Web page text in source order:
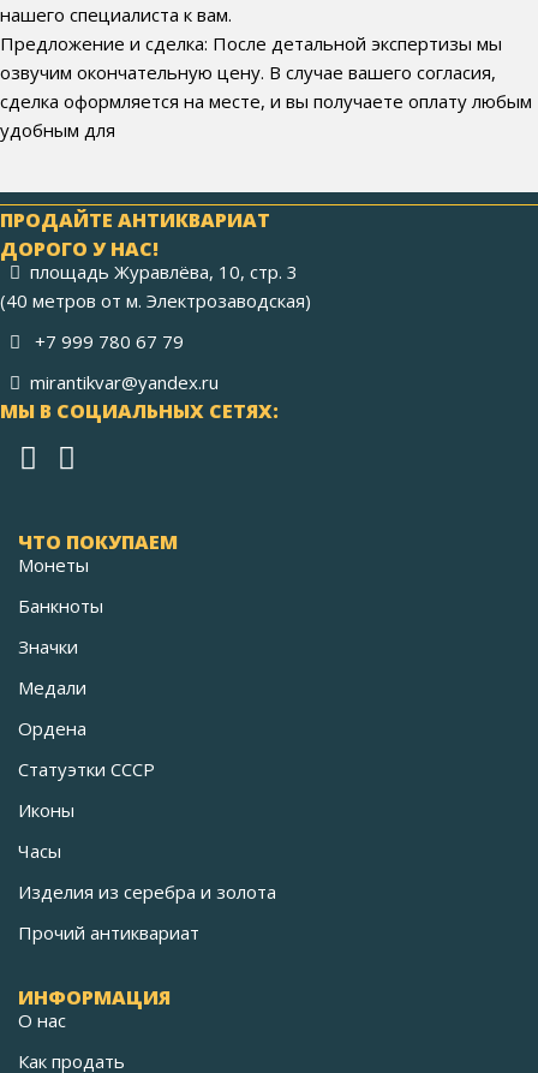
нашего специалиста к вам.
Предложение и сделка: После детальной экспертизы мы
озвучим окончательную цену. В случае вашего согласия,
сделка оформляется на месте, и вы получаете оплату любым
удобным для
ПРОДАЙТЕ АНТИКВАРИАТ
ДОРОГО У НАС!
площадь Журавлёва, 10, стр. 3
(40 метров от м. Электрозаводская)
+7 999 780 67 79
mirantikvar@yandex.ru
МЫ В СОЦИАЛЬНЫХ СЕТЯХ:
ЧТО ПОКУПАЕМ
Монеты
Банкноты
Значки
Медали
Ордена
Статуэтки СССР
Иконы
Часы
Изделия из серебра и золота
Прочий антиквариат
ИНФОРМАЦИЯ
О нас
Как продать